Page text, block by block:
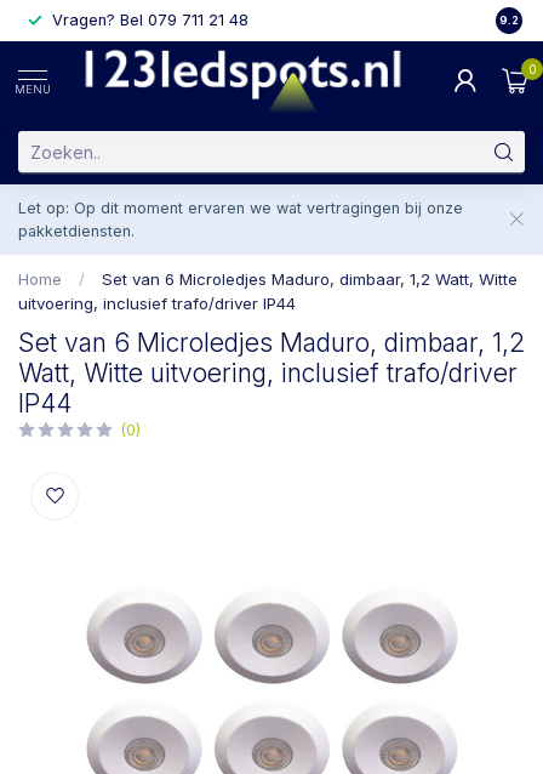
Vragen? Bel 079 711 21 48 29.2
MENU
0
Let op: Op dit moment ervaren we wat vertragingen bij onze
pakketdiensten.
Home /
Set van 6 Microledjes Maduro, dimbaar, 1,2 Watt, Witte
uitvoering, inclusief trafo/driver IP44
Set van 6 Microledjes Maduro, dimbaar, 1,2
Watt, Witte uitvoering, inclusief trafo/driver
IP44
(0)